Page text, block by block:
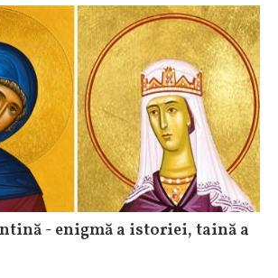
- enigmă a istoriei, taină a